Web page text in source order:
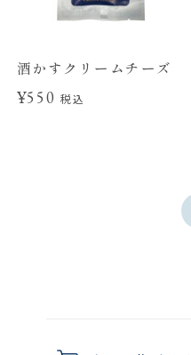
酒かすクリームチーズ
¥550税込